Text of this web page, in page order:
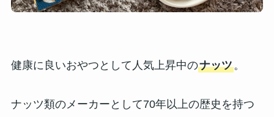
健康に良いおやつとして人気上昇中のナッツ。
ナッツ類のメーカーとして70年以上の歴史を持つ